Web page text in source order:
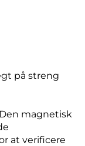
på streng
magnetisk
at verificere